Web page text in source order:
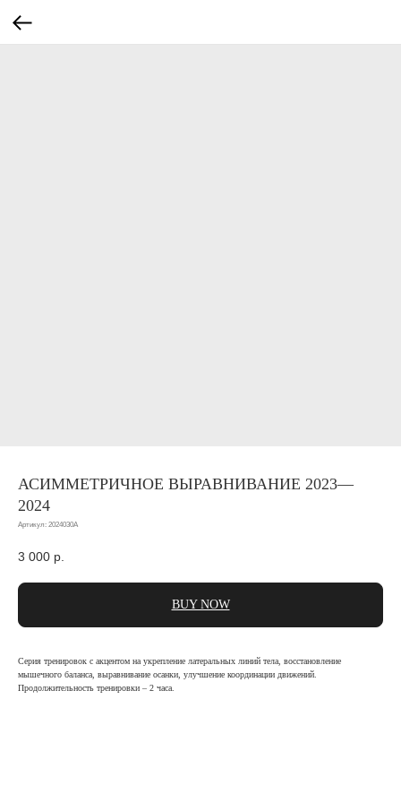
АСИММЕТРИЧНОЕ ВЫРАВНИВАНИЕ 2023—
2024
Артикул: 2024030A
3 000 р.
BUY NOW
Серия тренировок с акцентом на укрепление латеральных линий тела, восстановление
мышечного баланса, выравнивание осанки, улучшение координации движений.
Продолжительность тренировки – 2 часа.